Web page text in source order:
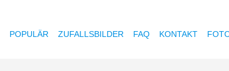
POPULÄR ZUFALLSBILDER FAQ KONTAKT